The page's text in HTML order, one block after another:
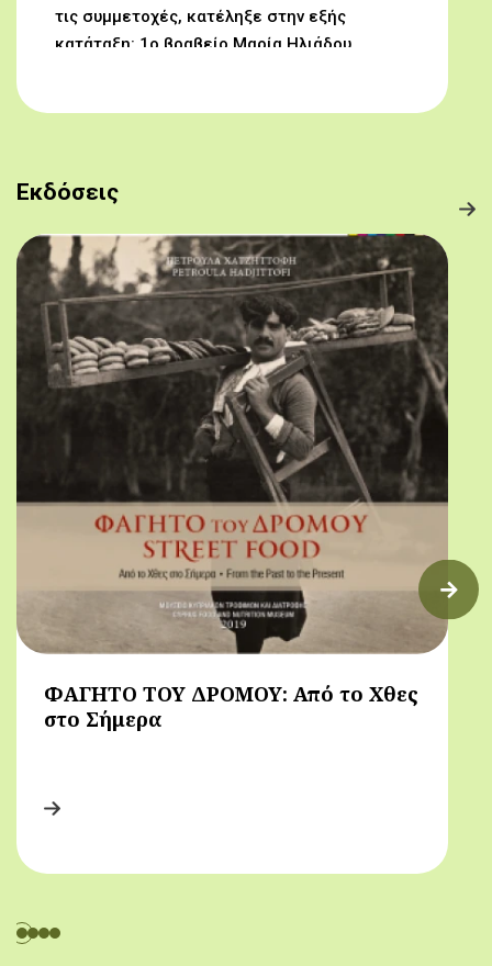
τις συμμετοχές, κατέληξε στην εξής
κατάταξη: 1ο βραβείο Μαρία Ηλιάδου,
Μαργαρίτα Αντωνίου, Δημοτικό Σχολείο
Βορόκληνης (Το κυπριακό παραδοσιακό
πρόγευμα)
Εκδόσεις
ΦΑΓΗΤΟ ΤΟΥ ΔΡΟΜΟΥ: Από το Χθες
στο Σήμερα